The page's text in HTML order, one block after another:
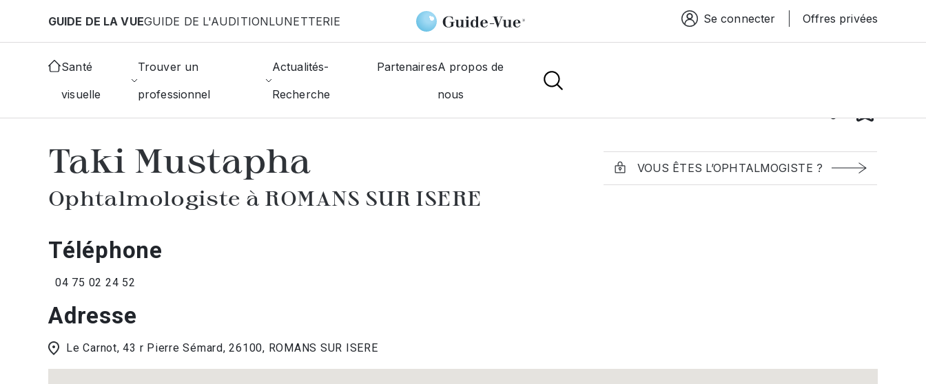
GUIDE DE LA VUEGUIDE DE L'AUDITIONLUNETTERIE Espace connexion
Se connecter Offres privées
Santé
visuelle
Trouver un
professionnel
Actualités-
Recherche
PartenairesA propos de
nous
Accueil Annuaire des ophtalmologistes Romans-Sur-Isere Taki Mustapha
Taki Mustapha
Ophtalmologiste à ROMANS SUR ISERE
VOUS ÊTES L’OPHTALMOGISTE ?
Téléphone
04 75 02 24 52
Adresse
Le Carnot, 43 r Pierre Sémard, 26100, ROMANS SUR ISERE